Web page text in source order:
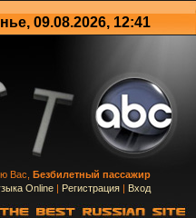
09.08.2026, 12:41
Вас, Безбилетный пассажир
Online | Регистрация | Вход